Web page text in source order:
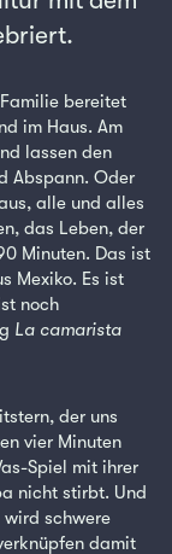
bereitet
im Haus. Am
lassen den
Abspann. Oder
alle und alles
das Leben, der
Minuten. Das ist
Mexiko. Es ist
noch
La camarista
der uns
vier Minuten
Spiel mit ihrer
nicht stirbt. Und
schwere
damit